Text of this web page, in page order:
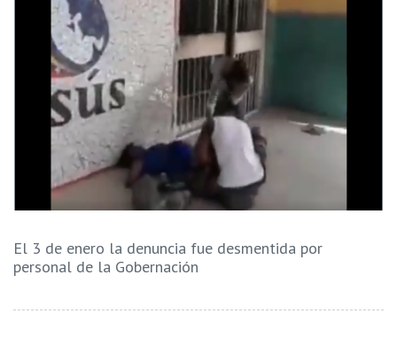
El 3 de enero la denuncia fue desmentida por
personal de la Gobernación